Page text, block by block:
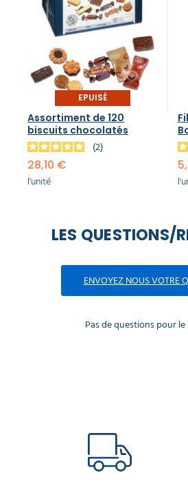
EPUISÉ
Assortiment de 120
biscuits chocolatés
2
28,10 €
l'unité
LES QUESTIONS/
ENVOYEZ NOUS VOTRE
Pas de questions pour